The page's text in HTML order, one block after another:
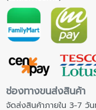
ช่องทางขนส่งสินค้า
จัดส่งสินค้าภายใน 3-7 วัน